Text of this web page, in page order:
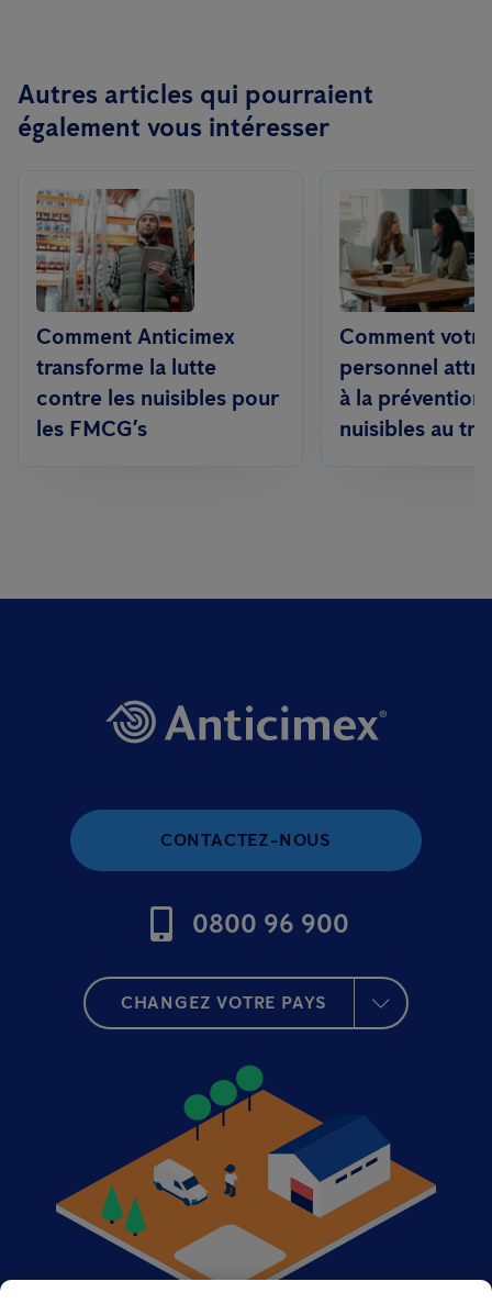
Autres articles qui pourraient
également vous intéresser
Comment Anticimex
transforme la lutte
contre les nuisibles pour
les FMCG’s
Comment votre
personnel
à la prévention
nuisibles au
CONTACTEZ-NOUS
0800 96 900
CHANGEZ VOTRE PAYS